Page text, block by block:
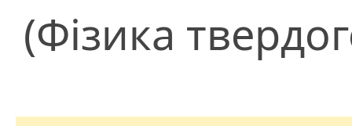
(Фізика